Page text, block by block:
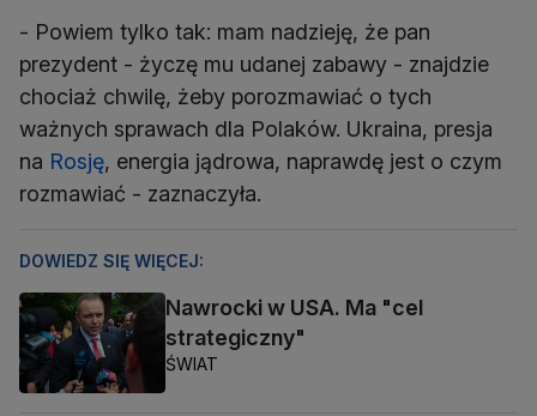
- Powiem tylko tak: mam nadzieję, że pan
prezydent - życzę mu udanej zabawy - znajdzie
chociaż chwilę, żeby porozmawiać o tych
ważnych sprawach dla Polaków. Ukraina, presja
na Rosję, energia jądrowa, naprawdę jest o czym
rozmawiać - zaznaczyła.
DOWIEDZ SIĘ WIĘCEJ:
Nawrocki w USA. Ma "cel
strategiczny"
ŚWIAT